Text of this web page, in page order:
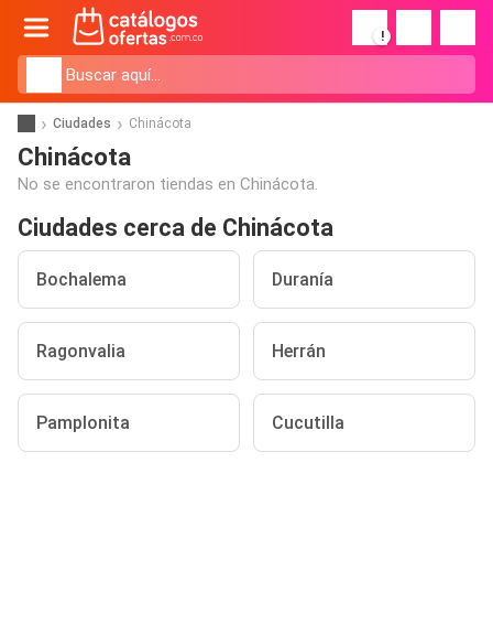
!
Ciudades Chinácota
Chinácota
No se encontraron tiendas en Chinácota.
Ciudades cerca de Chinácota
Bochalema Duranía
Ragonvalia Herrán
Pamplonita Cucutilla